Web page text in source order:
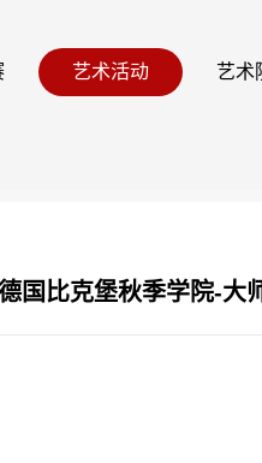
艺术活动 艺术
国比克堡秋季学院-大